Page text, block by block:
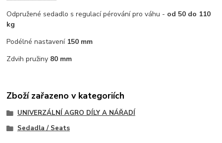
Odpružené sedadlo s regulací pérování pro váhu - od 50 do 110
kg
Podélné nastavení 150 mm
Zdvih pružiny 80 mm
Zboží zařazeno v kategoriích
UNIVERZÁLNÍ AGRO DÍLY A NÁŘADÍ
Sedadla / Seats